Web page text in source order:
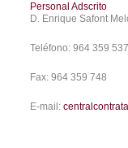
Personal Adscrito
D. Enrique Safont
Teléfono: 964 359 537
Fax: 964 359 748
E-mail: